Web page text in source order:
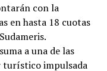
con la
en hasta 18 cuotas
a una de las
turístico impulsada